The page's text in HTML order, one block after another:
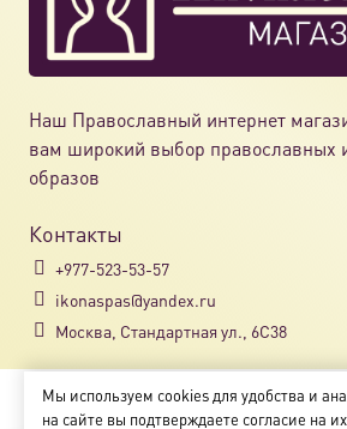
Наш Православный интернет
вам широкий выбор православных
образов
Контакты
+977-523-53-57
ikonaspas@yandex.ru
Москва, Стандартная ул., 6С38
Copyright © 2018-2025
Мы используем cookies для удобства и
на сайте вы подтверждаете согласие на